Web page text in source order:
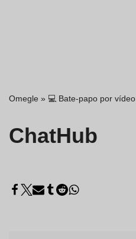
Omegle » 💻 Bate-papo por vídeo
ChatHub